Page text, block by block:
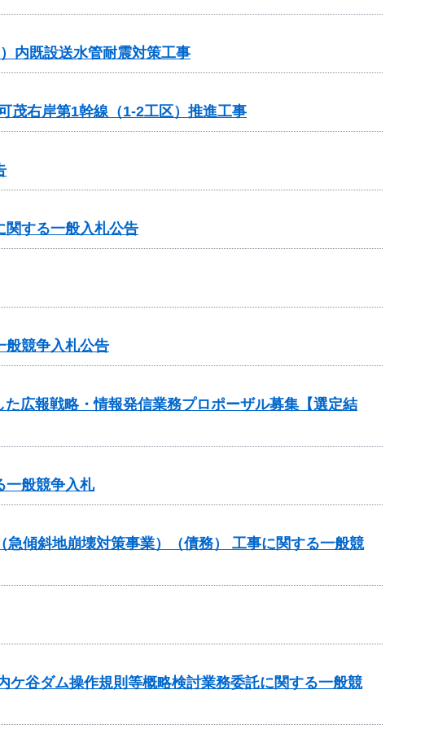
内既設送水管耐震対策工事
茂右岸第1幹線（1-2工区）推進工事
関する一般入札公告
般競争入札公告
広報戦略・情報発信業務プロポーザル募集【選定結
一般競争入札
急傾斜地崩壊対策事業）（債務） 工事に関する一般競
谷ダム操作規則等概略検討業務委託に関する一般競